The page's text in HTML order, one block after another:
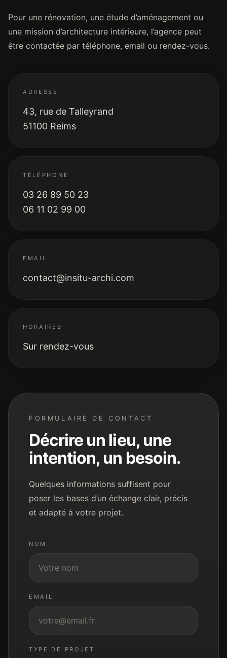
Pour une rénovation, une étude d’aménagement ou
une mission d’architecture intérieure, l’agence peut
être contactée par téléphone, email ou rendez-vous.
ADRESSE
43, rue de Talleyrand
51100 Reims
TÉLÉPHONE
03 26 89 50 23
06 11 02 99 00
EMAIL
contact@insitu-archi.com
HORAIRES
Sur rendez-vous
FORMULAIRE DE CONTACT
Décrire un lieu, une
intention, un besoin.
Quelques informations suffisent pour
poser les bases d’un échange clair, précis
et adapté à votre projet.
NOM
EMAIL
TYPE DE PROJET